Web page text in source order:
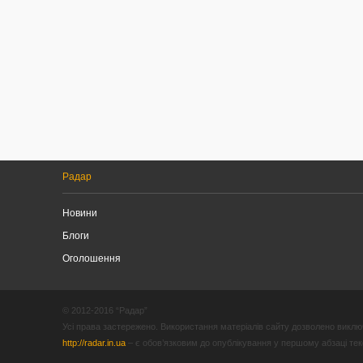
Радар
Новини
Блоги
Оголошення
© 2012-2016 “Радар”
Усі права застережено. Використання матеріалів сайту дозволено
http://radar.in.ua – є обов’язковим до опублікування у першому абзаці